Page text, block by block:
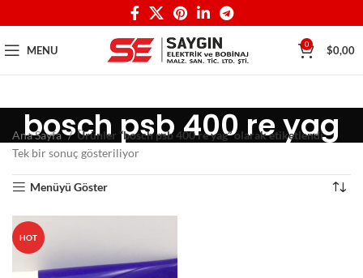
MENU 0 $0,00
bosch psb 400 re yag
Ana Sayfa
Ürünler “bosch psb 400 re yag” olarak etiketlendi
Tek bir sonuç gösteriliyor
Menüyü Göster
HOT